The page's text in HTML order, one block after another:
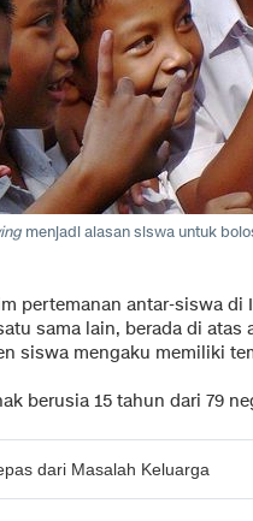
menjadi alasan siswa untuk
pertemanan antar-siswa di
sama lain, berada di atas
siswa mengaku memiliki
berusia 15 tahun dari 79
dari Masalah Keluarga